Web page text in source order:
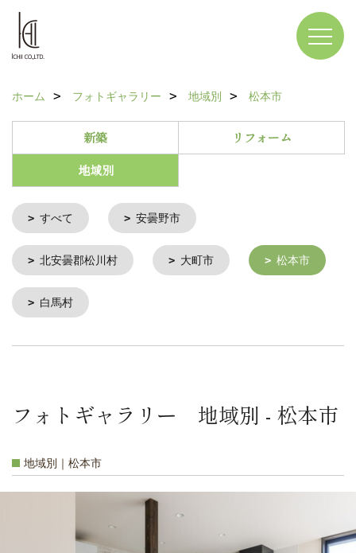
ホーム フォトギャラリー 地域別 松本市
新築
リフォーム
地域別
すべて 安曇野市
北安曇郡松川村 大町市 松本市
白馬村
フォトギャラリー 地域別 - 松本市
地域別｜松本市